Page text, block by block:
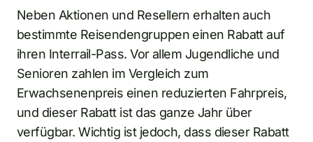
Neben Aktionen und Resellern erhalten auch
bestimmte Reisendengruppen einen Rabatt auf
ihren Interrail-Pass. Vor allem Jugendliche und
Senioren zahlen im Vergleich zum
Erwachsenenpreis einen reduzierten Fahrpreis,
und dieser Rabatt ist das ganze Jahr über
verfügbar. Wichtig ist jedoch, dass dieser Rabatt